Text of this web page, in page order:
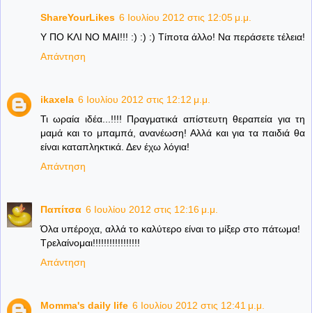
ShareYourLikes 6 Ιουλίου 2012 στις 12:05 μ.μ.
Υ ΠΟ ΚΛΙ ΝΟ ΜΑΙ!!! :) :) :) Τίποτα άλλο! Να περάσετε τέλεια!
Απάντηση
ikaxela 6 Ιουλίου 2012 στις 12:12 μ.μ.
Τι ωραία ιδέα...!!!! Πραγματικά απίστευτη θεραπεία για τη
μαμά και το μπαμπά, ανανέωση! Αλλά και για τα παιδιά θα
είναι καταπληκτικά. Δεν έχω λόγια!
Απάντηση
Παπίτσα 6 Ιουλίου 2012 στις 12:16 μ.μ.
Όλα υπέροχα, αλλά το καλύτερο είναι το μίξερ στο πάτωμα!
Τρελαίνομαι!!!!!!!!!!!!!!!!!
Απάντηση
Momma's daily life 6 Ιουλίου 2012 στις 12:41 μ.μ.